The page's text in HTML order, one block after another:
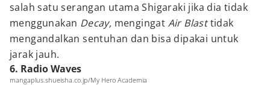
salah satu serangan utama Shigaraki jika dia tidak
menggunakan Decay, mengingat Air Blasttidak
mengandalkan sentuhan dan bisa dipakai untuk
jarak jauh.
6. Radio Waves
mangaplus.shueisha.co.jp/My Hero Academia